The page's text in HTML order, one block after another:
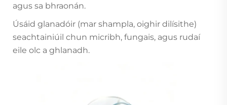
agus sa bhraonán.
Úsáid glanadóir (mar shampla, oighir dilísithe)
seachtainiúil chun micribh, fungais, agus rudaí
eile olc a ghlanadh.